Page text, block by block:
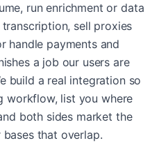
run enrichment or data
sell proxies
handle payments and
a job our users are
build a real integration so
workflow, list you where
both sides market the
that overlap.